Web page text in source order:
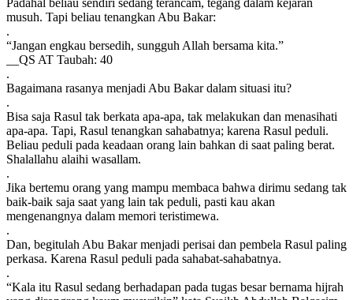
musuh. Tapi beliau tenangkan Abu Bakar:
.
“Jangan engkau bersedih, sungguh Allah bersama kita.”
__QS AT Taubah: 40
.
Bagaimana rasanya menjadi Abu Bakar dalam situasi itu?
.
Bisa saja Rasul tak berkata apa-apa, tak melakukan dan menasihati
apa-apa. Tapi, Rasul tenangkan sahabatnya; karena Rasul peduli.
Beliau peduli pada keadaan orang lain bahkan di saat paling berat.
Shalallahu alaihi wasallam.
.
Jika bertemu orang yang mampu membaca bahwa dirimu sedang tak
baik-baik saja saat yang lain tak peduli, pasti kau akan
mengenangnya dalam memori teristimewa.
.
Dan, begitulah Abu Bakar menjadi perisai dan pembela Rasul paling
perkasa. Karena Rasul peduli pada sahabat-sahabatnya.
.
“Kala itu Rasul sedang berhadapan pada tugas besar bernama hijrah